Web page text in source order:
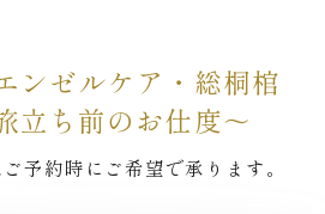
ンゼルケア・総桐棺
立ち前のお仕度～
予約時にご希望で承ります。